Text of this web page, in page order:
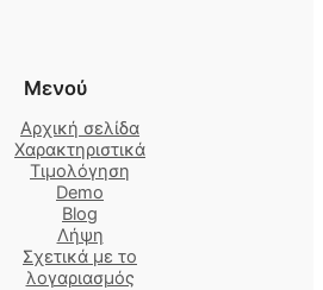
Μενού
Αρχική σελίδα
Χαρακτηριστικά
Τιμολόγηση
Demo
Blog
Λήψη
Σχετικά με το
λογαριασμός